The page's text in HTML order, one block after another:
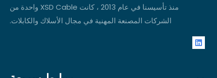
منذ تأسيسنا في عام 2013 ، كانت XSD Cable واحدة من
الشركات المصنعة المهنية في مجال الأسلاك والكابلات.